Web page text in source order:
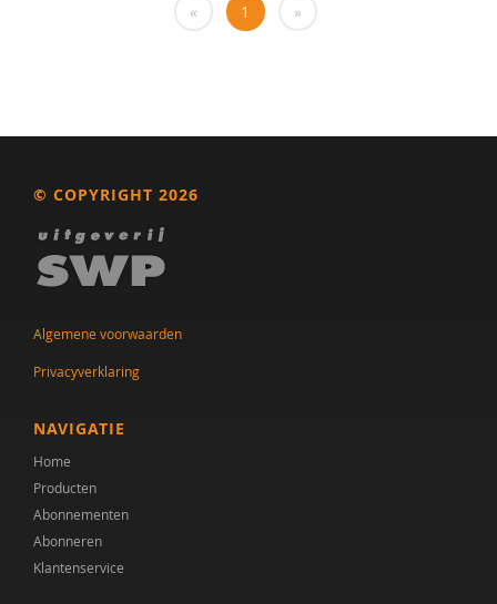
werkgroep behandeling CASS18+
Latha Boland
Albert Boon
Yvonne Bouman
G.M. Boxhoorn
Karen Braamse
Iris Brinkhof
J.K. Buitelaar
« 1 »
© COPYRIGHT 2026
Algemene voorwaarden
Privacyverklaring
NAVIGATIE
Home
Producten
Abonnementen
Abonneren
Klantenservice